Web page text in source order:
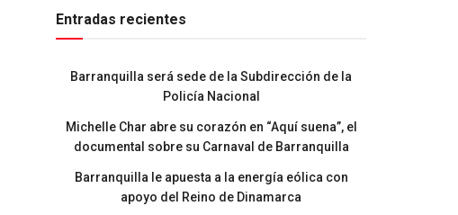
Entradas recientes
Barranquilla será sede de la Subdirección de la
Policía Nacional
Michelle Char abre su corazón en “Aquí suena”, el
documental sobre su Carnaval de Barranquilla
Barranquilla le apuesta a la energía eólica con
apoyo del Reino de Dinamarca